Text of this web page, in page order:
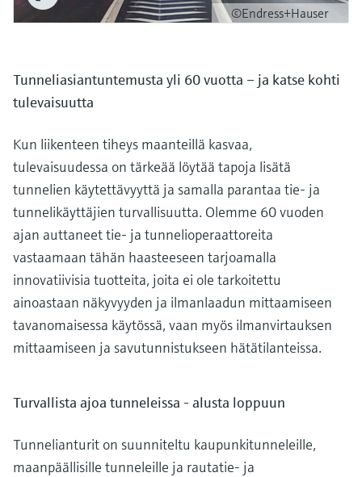
©Endress+Hauser
Tunneliasiantuntemusta yli 60 vuotta – ja katse kohti
tulevaisuutta
Kun liikenteen tiheys maanteillä kasvaa,
tulevaisuudessa on tärkeää löytää tapoja lisätä
tunnelien käytettävyyttä ja samalla parantaa tie- ja
tunnelikäyttäjien turvallisuutta. Olemme 60 vuoden
ajan auttaneet tie- ja tunnelioperaattoreita
vastaamaan tähän haasteeseen tarjoamalla
innovatiivisia tuotteita, joita ei ole tarkoitettu
ainoastaan näkyvyyden ja ilmanlaadun mittaamiseen
tavanomaisessa käytössä, vaan myös ilmanvirtauksen
mittaamiseen ja savutunnistukseen hätätilanteissa.
Turvallista ajoa tunneleissa - alusta loppuun
Tunnelianturit on suunniteltu kaupunkitunneleille,
maanpäällisille tunneleille ja rautatie- ja